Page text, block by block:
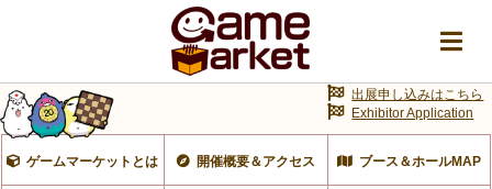
ゲームマーケットとは 開催概要＆アクセス ブース＆ホールMAP
出展申し込みはこちら
Exhibitor Application